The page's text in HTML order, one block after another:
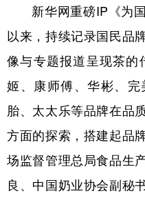
新华网重磅IP《为
以来，持续记录国民品
像与专题报道呈现茶的
姬、康师傅、华彬、
胎、太太乐等品牌在品
方面的探索，搭建起品
场监督管理总局食品生
良、中国奶业协会副秘